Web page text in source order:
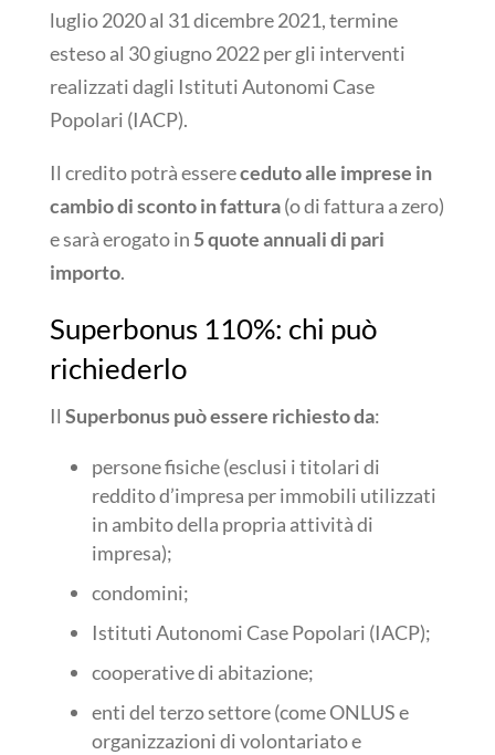
luglio 2020 al 31 dicembre 2021, termine
esteso al 30 giugno 2022 per gli interventi
realizzati dagli Istituti Autonomi Case
Popolari (IACP).
Il credito potrà essereceduto alle imprese in
cambio di sconto in fattura(o di fattura a zero)
e sarà erogato in 5 quote annuali di pari
importo.
Superbonus 110%: chi può
richiederlo
Il Superbonus può essere richiesto da:
persone fisiche (esclusi i titolari di
reddito d’impresa per immobili utilizzati
in ambito della propria attività di
impresa);
condomini;
Istituti Autonomi Case Popolari (IACP);
cooperative di abitazione;
enti del terzo settore (come ONLUS e
organizzazioni di volontariato e